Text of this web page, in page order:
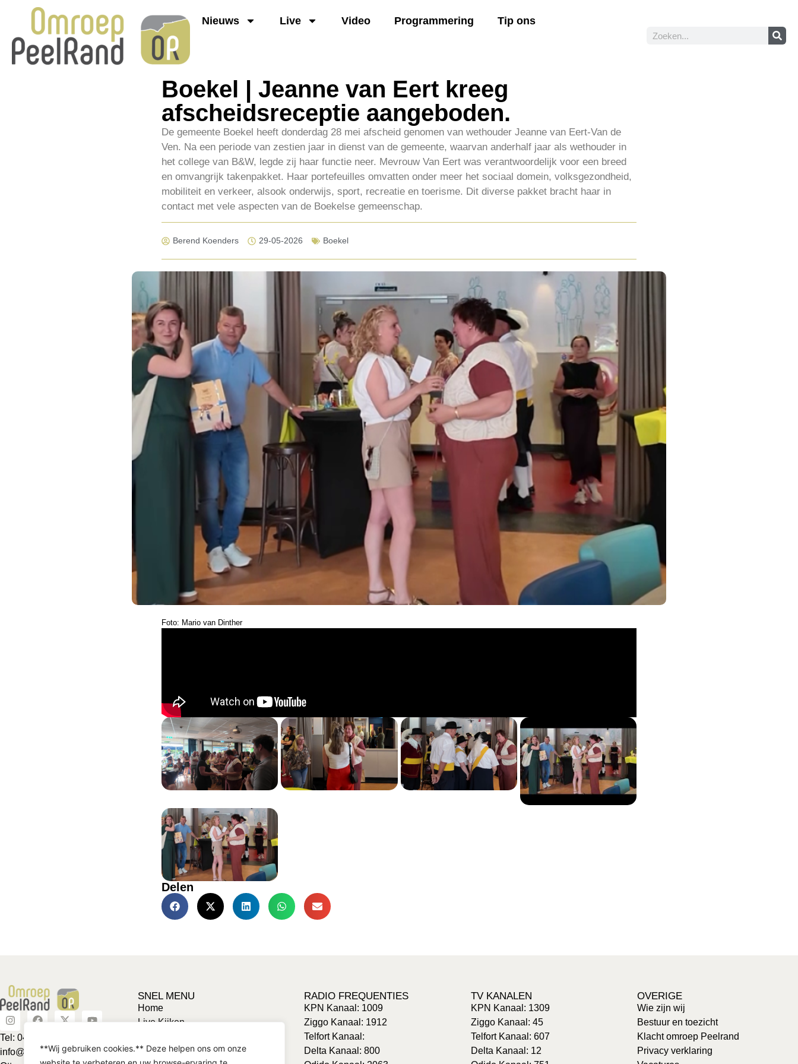
**Wij gebruiken cookies.** Deze helpen ons om onze
Nieuws Live Video Programmering Tip ons
Boekel | Jeanne van Eert kreeg
afscheidsreceptie aangeboden.
De gemeente Boekel heeft donderdag 28 mei afscheid genomen van wethouder Jeanne van Eert-Van de
Ven. Na een periode van zestien jaar in dienst van de gemeente, waarvan anderhalf jaar als wethouder in
het college van B&W, legde zij haar functie neer. Mevrouw Van Eert was verantwoordelijk voor een breed
en omvangrijk takenpakket. Haar portefeuilles omvatten onder meer het sociaal domein, volksgezondheid,
mobiliteit en verkeer, alsook onderwijs, sport, recreatie en toerisme. Dit diverse pakket bracht haar in
contact met vele aspecten van de Boekelse gemeenschap.
Berend Koenders 29-05-2026 Boekel
Foto: Mario van Dinther
Delen
Tel: 0492-463624
info@omroeppeelrand.nl
SNEL MENU
Home
Live Kijken
Vriendje voor een tientje
RADIO FREQUENTIES
KPN Kanaal: 1009
Ziggo Kanaal: 1912
Telfort Kanaal:
Delta Kanaal: 800
TV KANALEN
KPN Kanaal: 1309
Ziggo Kanaal: 45
Telfort Kanaal: 607
Delta Kanaal: 12
OVERIGE
Wie zijn wij
Bestuur en toezicht
Klacht omroep Peelrand
Privacy verklaring